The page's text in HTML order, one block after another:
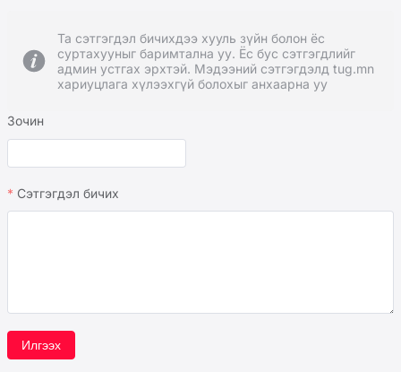
Та сэтгэгдэл бичихдээ хууль зүйн болон ёс
суртахууныг баримтална уу. Ёс бус сэтгэгдлийг
админ устгах эрхтэй. Мэдээний сэтгэгдэлд tug.mn
хариуцлага хүлээхгүй болохыг анхаарна уу
Зочин
Сэтгэгдэл бичих
Илгээх